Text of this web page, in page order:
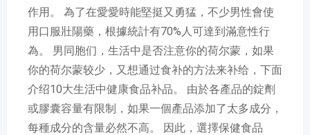
作用。 為了在愛愛時能堅挺又勇猛，不少男性會使
用口服壯陽藥，根據統計有70%人可達到滿意性行
為。 男同胞们，生活中是否注意你的荷尔蒙，如果
你的荷尔蒙较少，又想通过食补的方法来补给，下面
介绍10大生活中健康食品补品。 由於各產品的錠劑
或膠囊容量有限制，如果一個產品添加了太多成分，
每種成分的含量必然不高。 因此，選擇保健食品